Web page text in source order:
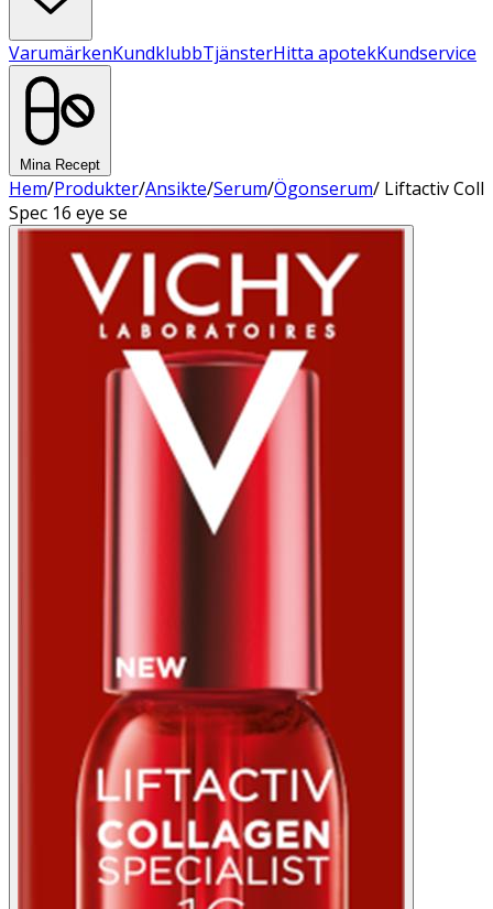
VarumärkenKundklubbTjänsterHitta apotekKundservice
Mina Recept
Hem/Produkter/Ansikte/Serum/Ögonserum/ Liftactiv Coll
Spec 16 eye se